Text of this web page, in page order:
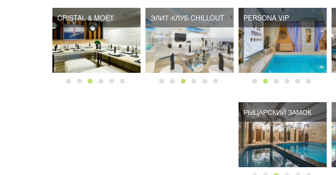
CRISTAL & MOЁТ ЭЛИТ-КЛУБ CHILLOUT PERSONA VIP
РЫЦАРСКИЙ ЗАМОК